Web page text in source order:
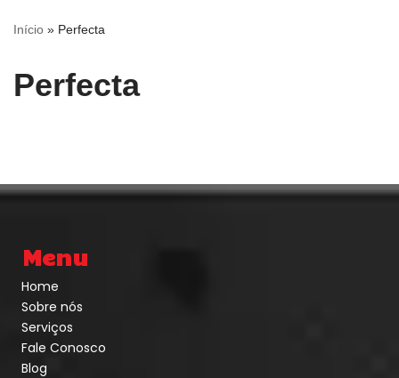
Início » Perfecta
Perfecta
Menu
Home
Sobre nós
Serviços
Fale Conosco
Blog